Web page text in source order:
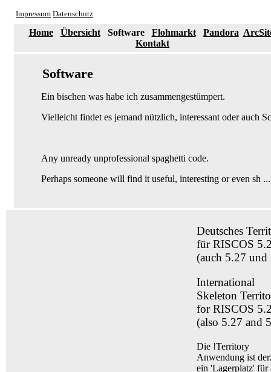
Impressum Datenschutz
Home Übersicht Software Flohmarkt Pandora
Kontakt
Software
Ein bischen was habe ich zusammengestümpert.
Vielleicht findet es jemand nützlich, interessant oder auch
Any unready unprofessional spaghetti code.
Perhaps someone will find it useful, interesting or even sh
Deutsches
für RISCOS
(auch 5.27 und
International
Skeleton
for RISCOS
(also 5.27 and
Die !Territory
Anwendung ist
ein 'Lagerplatz' für